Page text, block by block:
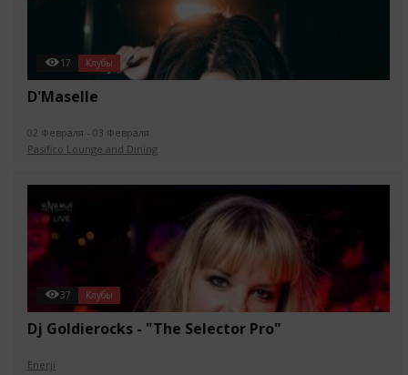
17 Клубы
D'Maselle
02 Февраля - 03 Февраля
Pasifico Lounge and Dining
37 Клубы
Dj Goldierocks - "The Selector Pro"
Enerji